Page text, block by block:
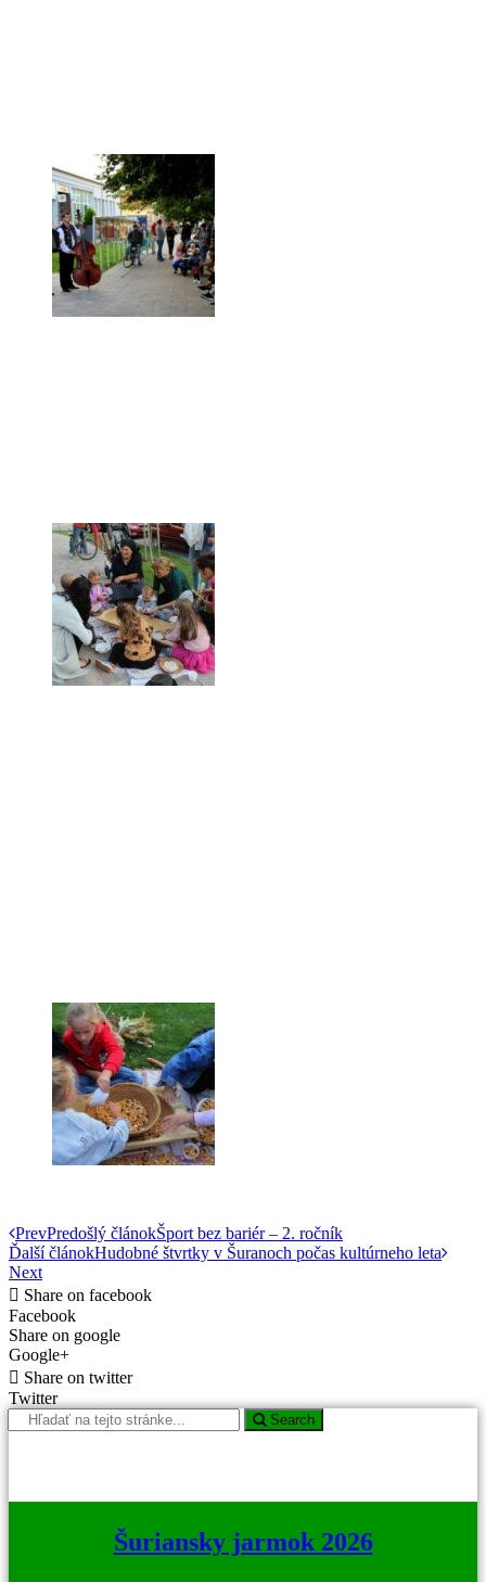
PrevPredošlý článokŠport bez bariér – 2. ročník
Ďalší článokHudobné štvrtky v Šuranoch počas kultúrneho leta
Next
Share on facebook
Facebook
Share on google
Google+
Share on twitter
Twitter
Search
Šuriansky jarmok 2026